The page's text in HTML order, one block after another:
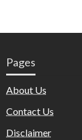
Pages
About Us
Contact Us
Disclaimer